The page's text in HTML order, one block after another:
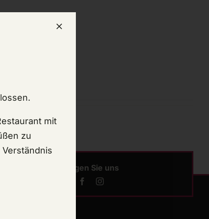
Folgen Sie uns
mit
zu